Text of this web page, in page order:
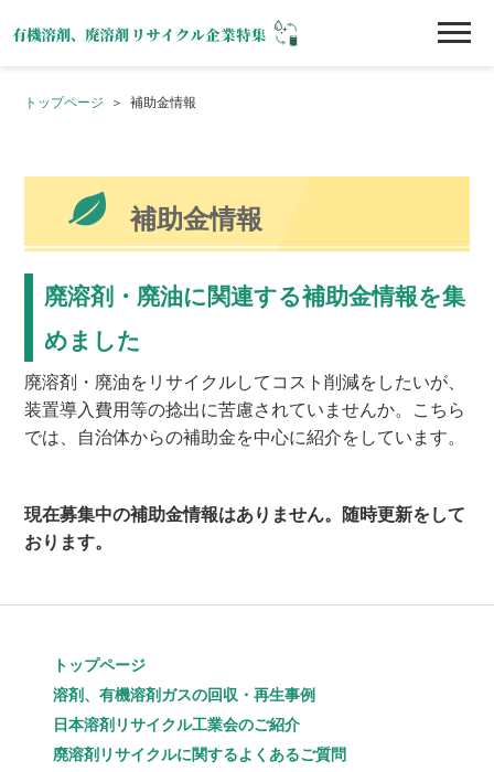
トップページ 補助金情報
補助金情報
廃溶剤・廃油に関連する補助金情報を集
めました
廃溶剤・廃油をリサイクルしてコスト削減をしたいが、
装置導入費用等の捻出に苦慮されていませんか。こちら
では、自治体からの補助金を中心に紹介をしています。
現在募集中の補助金情報はありません。随時更新をして
おります。
トップページ
溶剤、有機溶剤ガスの回収・再生事例
日本溶剤リサイクル工業会のご紹介
廃溶剤リサイクルに関するよくあるご質問